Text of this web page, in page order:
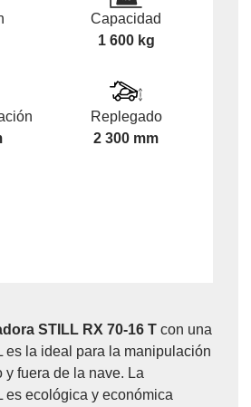
Capacidad
1 600 kg
Replegado
2 300 mm
STILL RX 70-16 T con una
es la ideal para la manipulación
y fuera de la nave. La
es ecológica y económica